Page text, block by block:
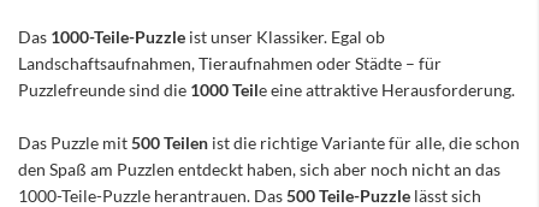
Das 1000-Teile-Puzzle ist unser Klassiker. Egal ob
Landschaftsaufnahmen, Tieraufnahmen oder Städte – für
Puzzlefreunde sind die 1000 Teile eine attraktive Herausforderung.
Das Puzzle mit500 Teilen ist die richtige Variante für alle, die schon
den Spaß am Puzzlen entdeckt haben, sich aber noch nicht an das
1000-Teile-Puzzle herantrauen. Das500 Teile-Puzzle lässt sich